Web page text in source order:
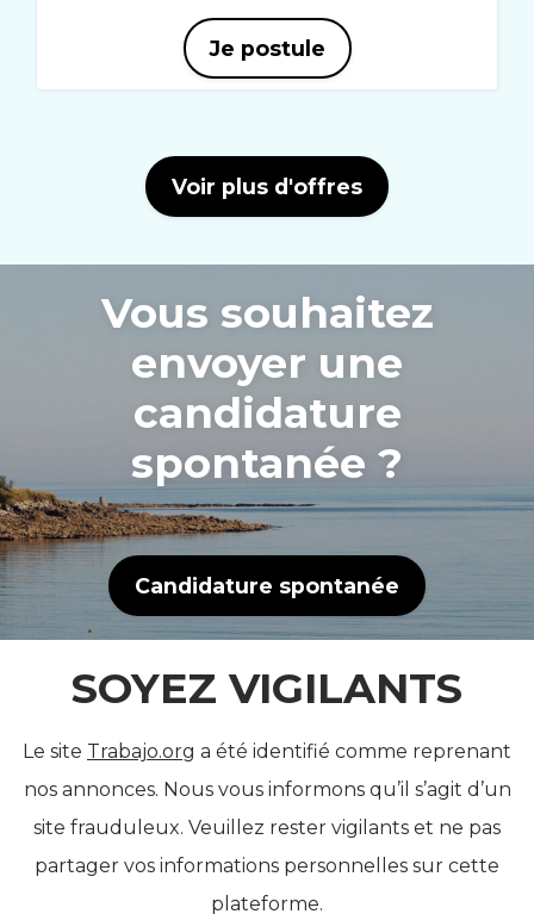
Je postule
Voir plus d'offres
Vous souhaitez
envoyer une
candidature
spontanée ?
Candidature spontanée
SOYEZ VIGILANTS
Le site Trabajo.org a été identifié comme reprenant
nos annonces. Nous vous informons qu’il s’agit d’un
site frauduleux. Veuillez rester vigilants et ne pas
partager vos informations personnelles sur cette
plateforme.